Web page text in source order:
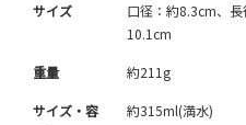
サイズ
口径：約8.3cm、
10.1cm
重量 約211g
サイズ・容
約315ml(満水)